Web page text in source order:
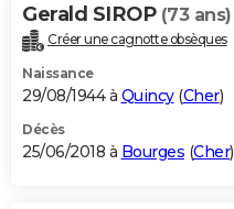
Gerald SIROP (73 ans)
Créer une cagnotte obsèques
Naissance
29/08/1944 à Quincy(Cher)
Décès
25/06/2018 à Bourges (Cher)